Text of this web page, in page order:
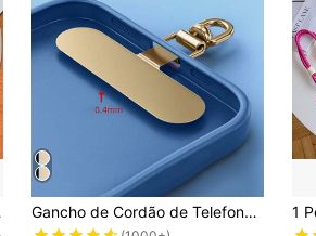
Gancho de Cordão de Telefone Giratório de 360° em Aço Inoxidável - Base de Metal para Fixação Segura da Alça do Telefone